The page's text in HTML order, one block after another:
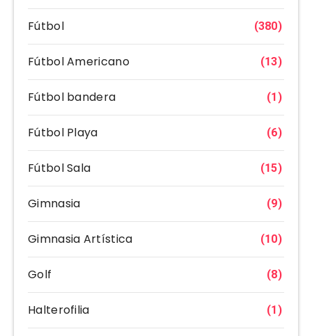
Fútbol (380)
Fútbol Americano (13)
Fútbol bandera (1)
Fútbol Playa (6)
Fútbol Sala (15)
Gimnasia (9)
Gimnasia Artística (10)
Golf (8)
Halterofilia (1)